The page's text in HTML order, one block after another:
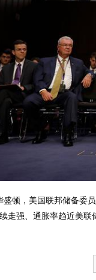
，美国联邦储备委员
走强、通胀率趋近美